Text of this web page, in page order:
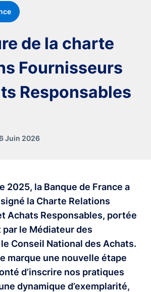
de la charte
Fournisseurs
Responsables
Juin 2026
2025, la Banque de France a
la Charte Relations
Achats Responsables, portée
le Médiateur des
Conseil National des Achats.
marque une nouvelle étape
d’inscrire nos pratiques
dynamique d’exemplarité,